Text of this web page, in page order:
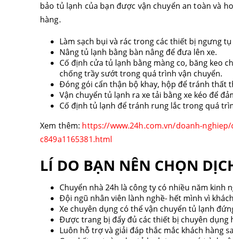
bảo tủ lạnh của bạn được vận chuyển an toàn và
hàng.
Làm sạch bụi và rác trong các thiết bị ngưng
Nâng tủ lạnh bằng bàn nâng để đưa lên xe.
Cố định cửa tủ lạnh bằng màng co, băng keo
chống trầy sướt trong quá trình vận chuyển.
Đóng gói cẩn thận bộ khay, hộp để tránh thất
Vận chuyển tủ lạnh ra xe tải bằng xe kéo để
Cố định tủ lạnh để tránh rung lắc trong quá
Xem thêm: https://www.24h.com.vn/doanh-
c849a1165381.html
LÍ DO BẠN NÊN CHỌN
Chuyển nhà 24h là công ty có nhiều năm kinh
Đội ngũ nhân viên lành nghề- hết mình vì
Xe chuyên dụng có thể vận chuyển tủ lạnh
Được trang bị đẩy đủ các thiết bị chuyên dụng
Luôn hỗ trợ và giải đáp thắc mắc khách hàng